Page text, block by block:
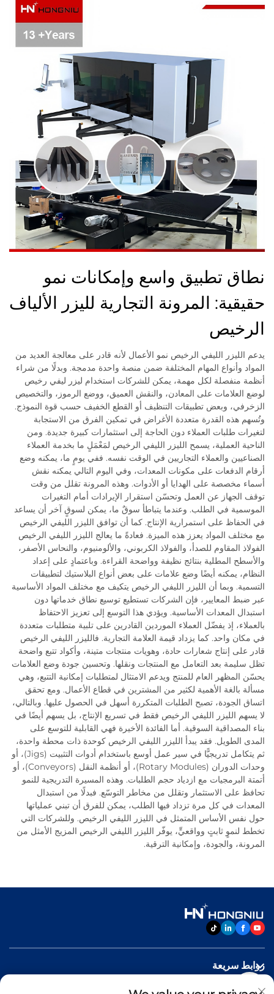
نطاق تطبيق واسع وإمكانات نمو
حقيقية: المرونة التجارية لليزر الألياف
الرخيص
يدعم الليزر الليفي الرخيص نمو الأعمال لأنه قادر على معالجة العديد من
المواد وأنواع المهام المختلفة ضمن منصة واحدة مدمجة. وبدلًا من شراء
أنظمة منفصلة لكل مهمة، يمكن للشركات استخدام ليزر ليفي رخيص
لوضع العلامات على المعادن، والنقش العميق، ووضع الرموز، والتخصيص
الزخرفي، وبعض تطبيقات التنظيف أو القطع الخفيف حسب قوة النموذج.
وتُسهم هذه القدرة متعددة الأغراض في تمكين الفرق من الاستجابة
لتغيرات طلبات العملاء دون الحاجة إلى استثمارات كبيرة جديدة. ومن
الناحية العملية، يسمح الليزر الليفي الرخيص لمَعْمَلٍ ما بخدمة العملاء
الصناعيين والعملاء التجاريين في الوقت نفسه. ففي يومٍ ما، يمكنه وضع
أرقام الدفعات على مكونات المعدات، وفي اليوم التالي يمكنه نقش
أسماء مخصصة على الهدايا أو الأدوات. وهذه المرونة تقلل من وقت
توقف الجهاز عن العمل وتحسّن استقرار الإيرادات أمام التغيرات
الموسمية في الطلب. وعندما يتباطأ سوقٌ ما، يمكن لسوقٍ آخر أن يساعد
في الحفاظ على استمرارية الإنتاج. كما أن توافق الليزر الليفي الرخيص
مع مختلف المواد يعزز هذه الميزة. فعادةً ما يعالج الليزر الليفي الرخيص
الفولاذ المقاوم للصدأ، والفولاذ الكربوني، والألومنيوم، والنحاس الأصفر،
والأسطح المطلية بنتائج نظيفة وواضحة القراءة. وباعتمادٍ على إعداد
النظام، يمكنه أيضًا وضع علامات على بعض أنواع البلاستيك لتطبيقات
التسمية. وبما أن الليزر الليفي الرخيص يتكيف مع مختلف المواد الأساسية
عبر ضبط المعايير، فإن الشركات تستطيع توسيع نطاق خدماتها دون
استبدال المعدات الأساسية. ويؤدي هذا التوسع إلى تعزيز الاحتفاظ
بالعملاء، إذ يفضّل العملاء الموردين القادرين على تلبية متطلبات متعددة
في مكان واحد. كما يزداد قيمة العلامة التجارية. فالليزر الليفي الرخيص
قادر على إنتاج شعارات حادة، وهويات منتجات متينة، وأكواد تتبع واضحة
تظل سليمة بعد التعامل مع المنتجات ونقلها. وتحسين جودة وضع العلامات
يحسّن المظهر العام للمنتج ويدعم الامتثال لمتطلبات إمكانية التتبع، وهي
مسألة بالغة الأهمية لكثير من المشترين في قطاع الأعمال. ومع تحقق
اتساق الجودة، تصبح الطلبات المتكررة أسهل في الحصول عليها. وبالتالي،
لا يسهم الليزر الليفي الرخيص فقط في تسريع الإنتاج، بل يسهم أيضًا في
بناء المصداقية السوقية. أما الفائدة الأخيرة فهي القابلية للتوسع على
المدى الطويل. فقد يبدأ الليزر الليفي الرخيص كوحدة ذات محطة واحدة،
ثم يتكامل تدريجيًّا في سير عمل أوسع باستخدام أدوات التثبيت (Jigs)، أو
وحدات الدوران (Rotary Modules)، أو أنظمة النقل (Conveyors)، أو
أتمتة البرمجيات مع ازدياد حجم الطلبات. وهذه المسيرة التدريجية للنمو
تحافظ على الاستثمار وتقلل من مخاطر التوسّع. فبدلًا من استبدال
المعدات في كل مرة تزداد فيها الطلب، يمكن للفرق أن تبني عملياتها
حول نفس الأساس المتمثل في الليزر الليفي الرخيص. وللشركات التي
تخطط لنموٍ ثابتٍ وواقعيٍّ، يوفّر الليزر الليفي الرخيص المزيج الأمثل من
المرونة، والجودة، وإمكانية الترقية.
روابط سريعة